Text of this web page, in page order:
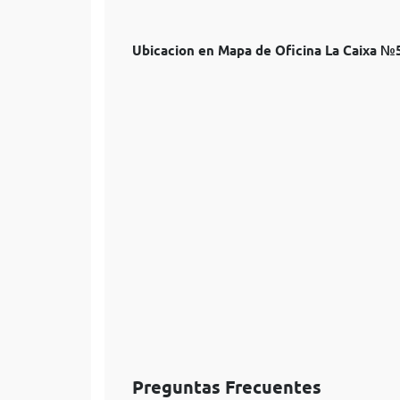
Ubicacion en Mapa de Oficina La Caixa
Preguntas Frecuentes